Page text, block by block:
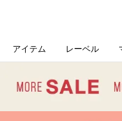
アイテム レーベル